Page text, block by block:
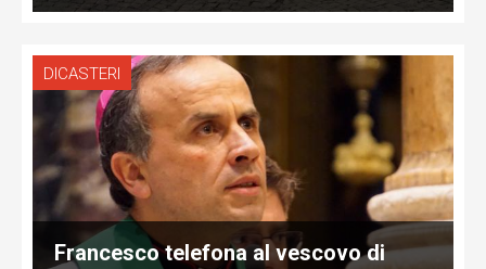
DICASTERI
Francesco telefona al vescovo di